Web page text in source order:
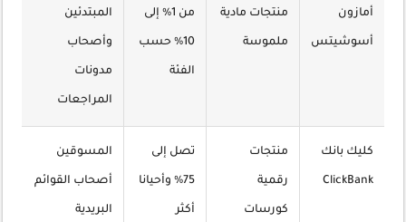
أمازون
أسوشيتس
منتجات مادية
ملموسة
من 1% إلى
10% حسب
الفئة
المبتدئين
وأصحاب
مدونات
المراجعات
كليك بانك
ClickBank
منتجات
رقمية
كورسات
تصل إلى
75% وأحيانا
أكثر
المسوقين
أصحاب القوائم
البريدية